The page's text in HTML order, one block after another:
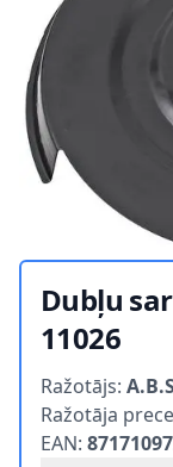
Dubļu
11026
Ražotājs:
Ražotāja
EAN: